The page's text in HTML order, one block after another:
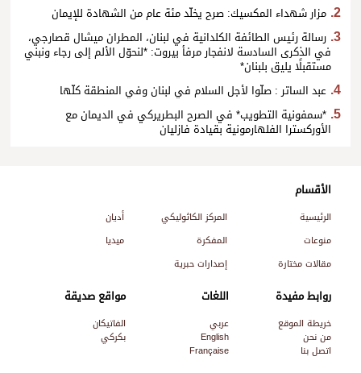
مزار شهداء المكسيك: صرح يخلّد مئة عام من الشهادة للإيمان
رسالة رئيس الطائفة الكلدانية في لبنان، المطران ميشال قصارجي،
في الذكرى السادسة لانفجار مرفأ بيروت: *لنحوّل الألم إلى رجاء ونبني
مستقبلًا يليق بلبنان*
عبد الساتر : صلّوا لأجل السلام في لبنان وفي المنطقة كلّها
*سمفونية التطويب* في الصرح البطريركي في الديمان مع
الأوركسترا الفلهارمونية بقيادة فازليان
الأقسام
الرئيسية المركز الكاثوليكي
أديان
منوعات
المفكرة
ميديا
مقالات مختارة
إصدارات حبرية
روابط مفيدة
خريطة الموقع
من نحن
اتصل بنا
اللغات
عربي
English
Française
مواقع صديقة
الفاتيكان
بكركي